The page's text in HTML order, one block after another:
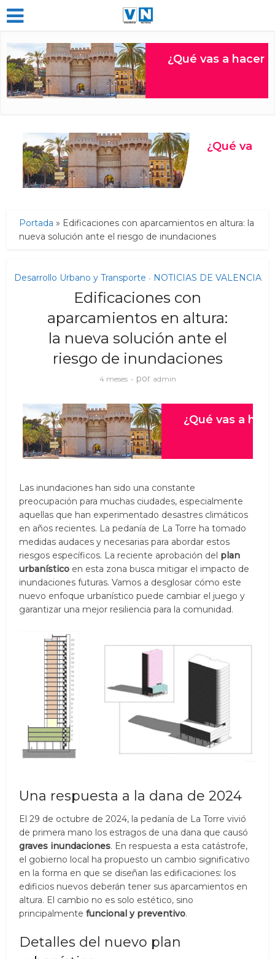
Portada » Edificaciones con aparcamientos en altura: la
nueva solución ante el riesgo de inundaciones
Desarrollo Urbano y Transporte • NOTICIAS DE VALENCIA
Edificaciones con
aparcamientos en altura:
la nueva solución ante el
riesgo de inundaciones
4 meses por admin
Las inundaciones han sido una constante
preocupación para muchas ciudades, especialmente
aquellas que han experimentado desastres climáticos
en años recientes. La pedanía de La Torre ha tomado
medidas audaces y necesarias para abordar estos
riesgos específicos. La reciente aprobación del plan
urbanístico en esta zona busca mitigar el impacto de
inundaciones futuras. Vamos a desglosar cómo este
nuevo enfoque urbanístico puede cambiar el juego y
garantizar una mejor resiliencia para la comunidad.
Una respuesta a la dana de 2024
El 29 de octubre de 2024, la pedanía de La Torre vivió
de primera mano los estragos de una dana que causó
graves inundaciones. En respuesta a esta catástrofe,
el gobierno local ha propuesto un cambio significativo
en la forma en que se diseñan las edificaciones: los
edificios nuevos deberán tener sus aparcamientos en
altura. El cambio no es solo estético, sino
principalmentefuncional y preventivo.
Detalles del nuevo plan